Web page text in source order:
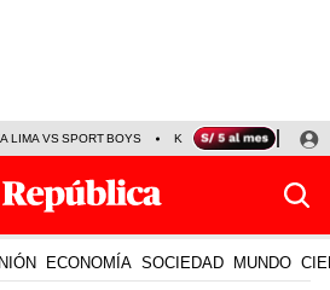
LIMA VS SPORT BOYS KENJI FUJIMORI
ECONOMÍA SOCIEDAD MUNDO